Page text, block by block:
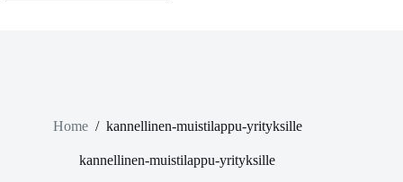
Home / kannellinen-muistilappu-yrityksille
kannellinen-muistilappu-yrityksille